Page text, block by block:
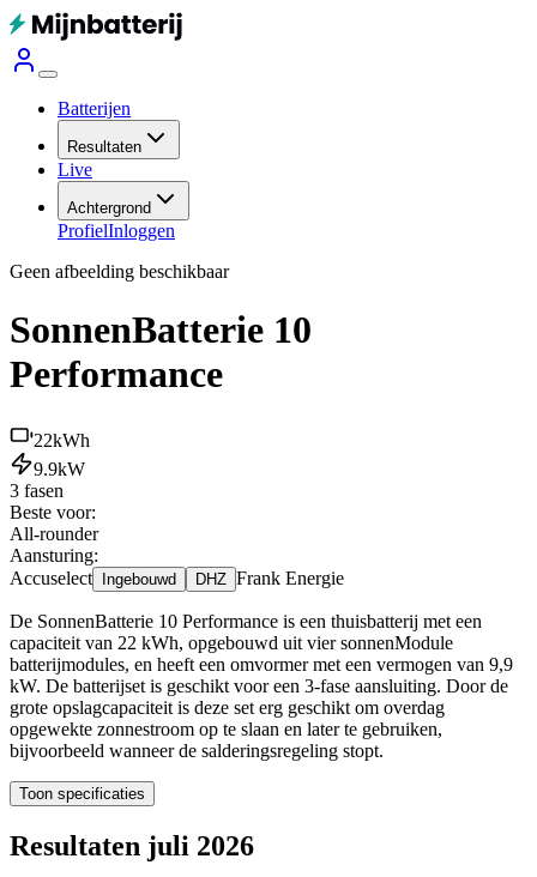
Batterijen
Resultaten
Live
Achtergrond
ProfielInloggen
Geen afbeelding beschikbaar
SonnenBatterie 10
Performance
22kWh
9.9kW
3 fasen
Beste voor:
All-rounder
Aansturing:
Accuselect
Ingebouwd DHZ Frank Energie
De SonnenBatterie 10 Performance is een thuisbatterij met een
capaciteit van 22 kWh, opgebouwd uit vier sonnenModule
batterijmodules, en heeft een omvormer met een vermogen van 9,9
kW. De batterijset is geschikt voor een 3-fase aansluiting. Door de
grote opslagcapaciteit is deze set erg geschikt om overdag
opgewekte zonnestroom op te slaan en later te gebruiken,
bijvoorbeeld wanneer de salderingsregeling stopt.
Toon specificaties
Resultaten juli 2026